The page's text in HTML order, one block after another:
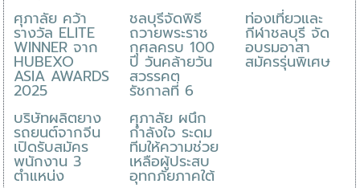
ศุภาลัย คว้า
รางวัล ELITE
WINNER จาก
HUBEXO
ASIA AWARDS
2025
ชลบุรีจัดพิธี
ถวายพระราช
กุศลครบ 100
ปี วันคล้ายวัน
สวรรคต
รัชกาลที่ 6
ท่องเที่ยวและ
กีฬาชลบุรี จัด
อบรมอาสา
สมัครรุ่นพิเศษ
บริษัทผลิตยาง
รถยนต์จากจีน
เปิดรับสมัคร
พนักงาน 3
ตำแหน่ง
ศุภาลัย ผนึก
กำลังใจ ระดม
ทีมให้ความช่วย
เหลือผู้ประสบ
อุทกภัยภาคใต้